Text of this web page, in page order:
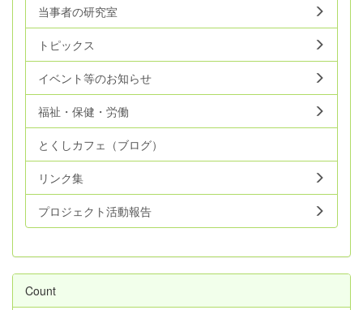
当事者の研究室
トピックス
イベント等のお知らせ
福祉・保健・労働
とくしカフェ（ブログ）
リンク集
プロジェクト活動報告
Count